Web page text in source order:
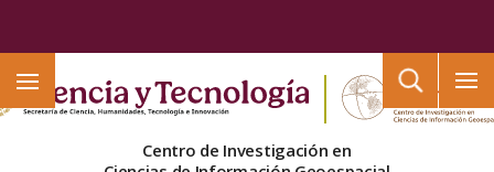
Centro de Investigación en